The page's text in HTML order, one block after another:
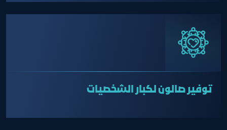
توفير صالون لكبار الشخصيات